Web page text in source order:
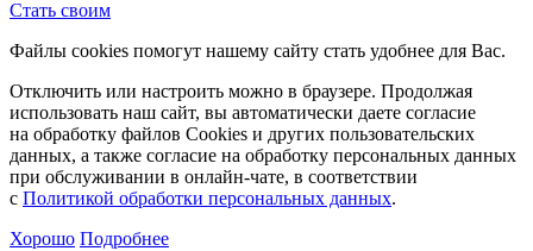
Стать своим
Файлы cookies помогут нашему сайту стать удобнее для Вас.
Отключить или настроить можно в браузере. Продолжая
использовать наш сайт, вы автоматически даете согласие
на обработку файлов Cookies и других пользовательских
данных, а также согласие на обработку персональных данных
при обслуживании в онлайн-чате, в соответствии
с Политикой обработки персональных данных.
Хорошо Подробнее